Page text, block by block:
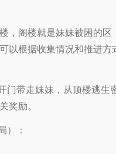
，阁楼就是妹妹被困的区
以根据收集情况和推进方
门带走妹妹，从顶楼逃生
奖励。
）：